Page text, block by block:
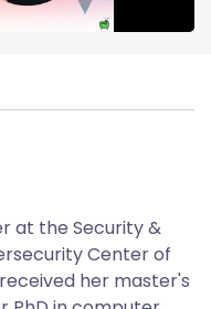
at the Security &
Center of
her master's